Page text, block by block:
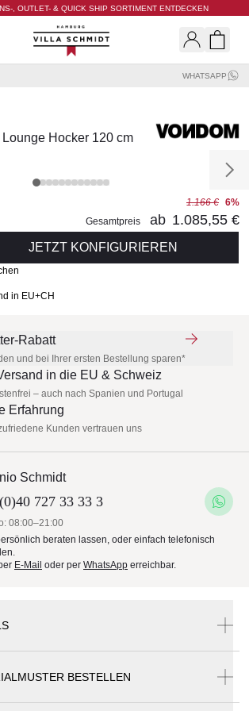
, OUTLET- & QUICK SHIP SORTIMENT ENTDECKEN
Villa Schmidt
WHATSAPP
Hocker 120 cm
1.166 € 6%
Gesamtpreis
ab 1.085,55 €
JETZT KONFIGURIEREN
in EU+CH
Rabatt
und bei Ihrer ersten Bestellung sparen*
in die EU & Schweiz
– auch nach Spanien und Portugal
Erfahrung
Kunden vertrauen uns
Schmidt
727 33 33 3
08:00–21:00
beraten lassen, oder einfach telefonisch
E-Mail oder per WhatsApp erreichbar.
BESTELLEN